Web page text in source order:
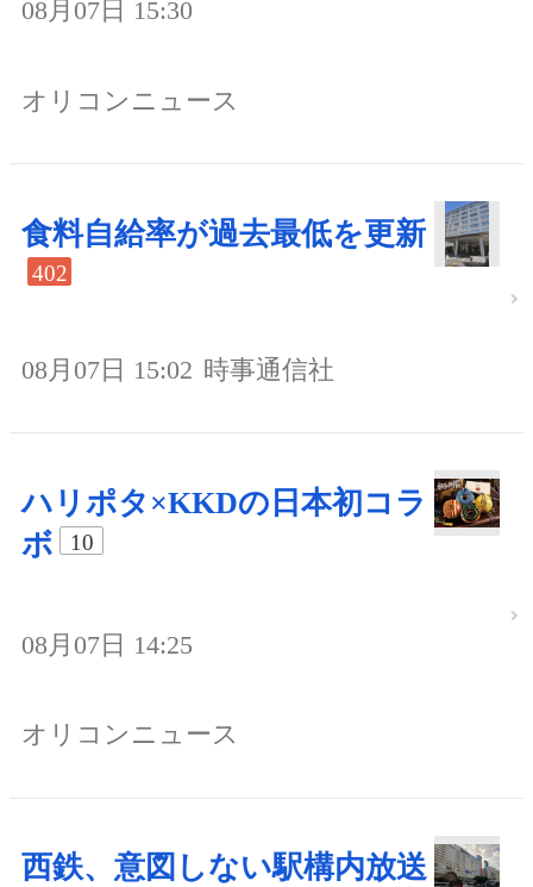
08月07日 15:30
オリコンニュース
食料自給率が過去最低を更新
402
08月07日 15:02 時事通信社
ハリポタ×KKDの日本初コラ
ボ
10
08月07日 14:25
オリコンニュース
西鉄、意図しない駅構内放送